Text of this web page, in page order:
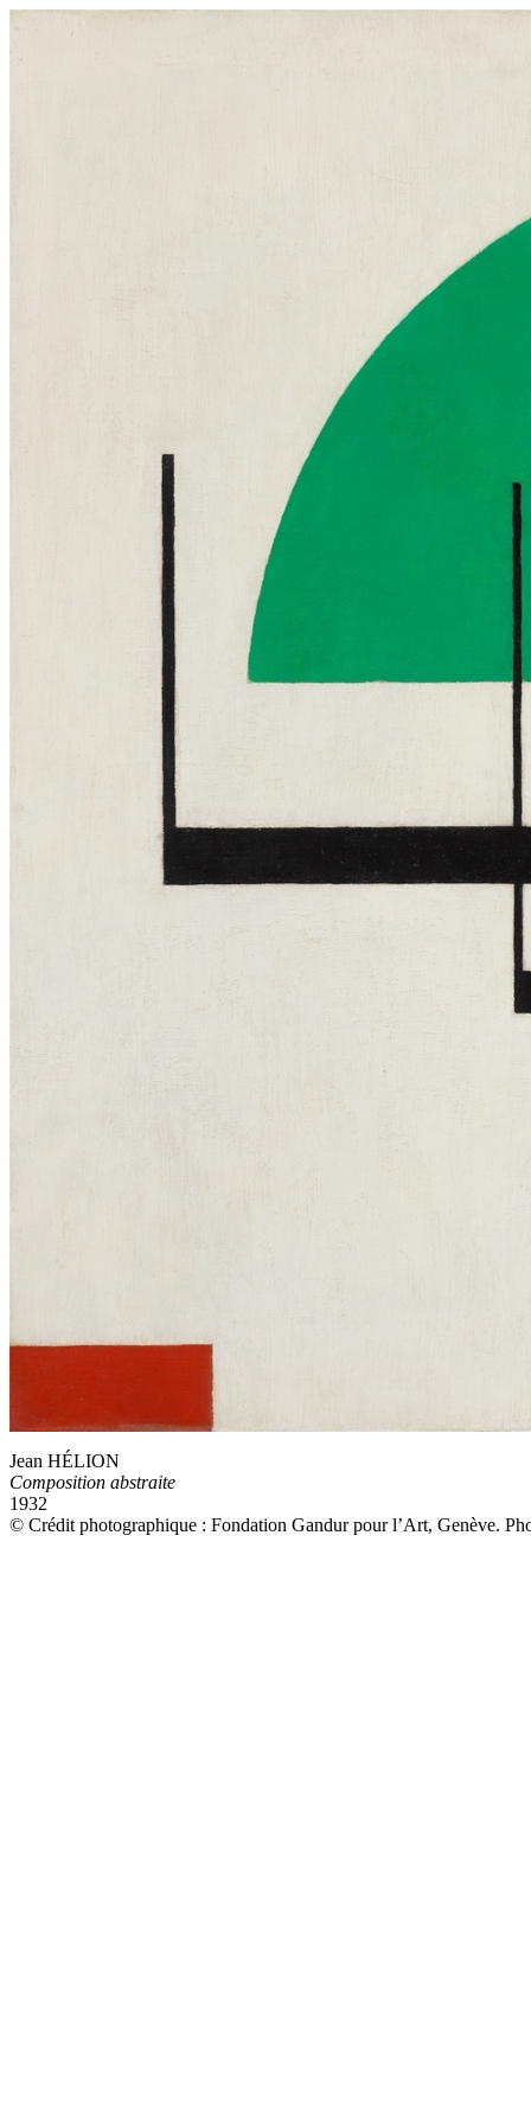
Jean HÉLION
Composition abstraite
1932
© Crédit photographique : Fondation Gandur pour l’Art, Genève.